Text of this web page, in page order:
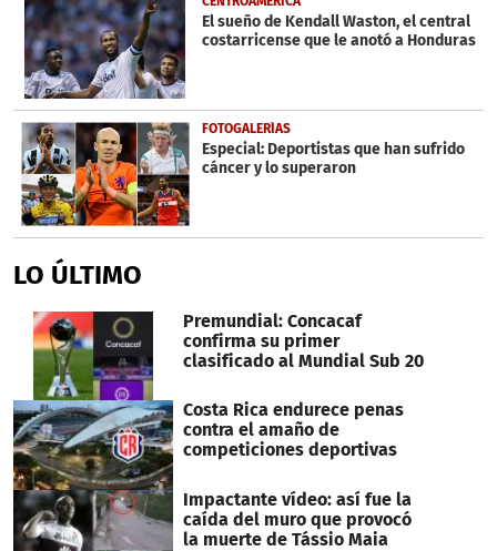
minutes,
7
seconds
El sueño de Kendall Waston, el central
costarricense que le anotó a Honduras
FOTOGALERÍAS
Especial: Deportistas que han sufrido
cáncer y lo superaron
LO ÚLTIMO
Premundial: Concacaf
confirma su primer
clasificado al Mundial Sub 20
Costa Rica endurece penas
contra el amaño de
competiciones deportivas
Impactante vídeo: así fue la
caída del muro que provocó
la muerte de Tássio Maia